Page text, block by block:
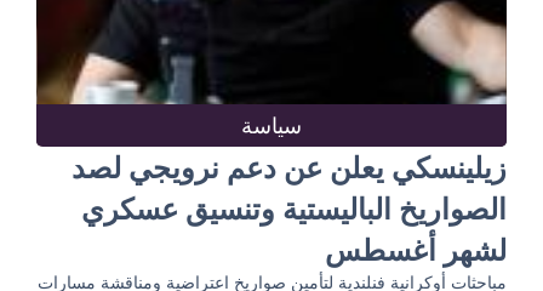
سياسة
زيلينسكي يعلن عن دعم نرويجي لصد
الصواريخ الباليستية وتنسيق عسكري
لشهر أغسطس
مباحثات أوكرانية فنلندية لتأمين صواريخ اعتراضية ومناقشة مسارات